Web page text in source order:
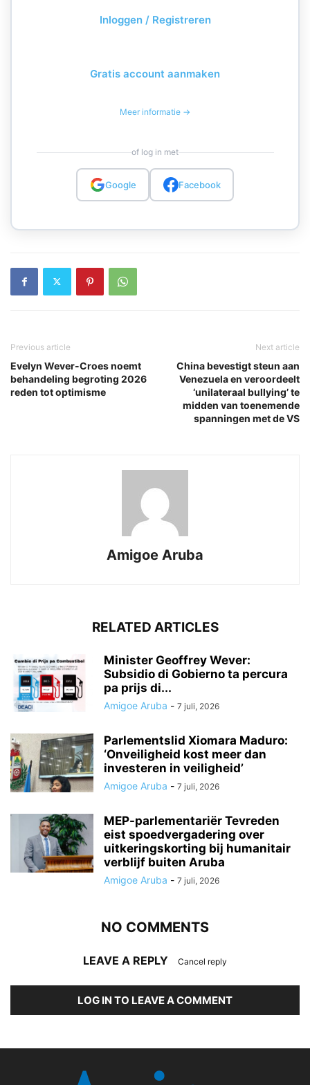
Inloggen / Registreren
Gratis account aanmaken
Meer informatie →
of log in met
Google Facebook
Previous article
Evelyn Wever-Croes noemt
behandeling begroting 2026
reden tot optimisme
Next article
China bevestigt steun aan
Venezuela en veroordeelt
‘unilateraal bullying’ te
midden van toenemende
spanningen met de VS
Amigoe Aruba
RELATED ARTICLES
Minister Geoffrey Wever:
Subsidio di Gobierno ta percura
pa prijs di...
Amigoe Aruba - 7 juli, 2026
Parlementslid Xiomara Maduro:
‘Onveiligheid kost meer dan
investeren in veiligheid’
Amigoe Aruba - 7 juli, 2026
MEP-parlementariër Tevreden
eist spoedvergadering over
uitkeringskorting bij humanitair
verblijf buiten Aruba
Amigoe Aruba - 7 juli, 2026
NO COMMENTS
LEAVE A REPLY Cancel reply
LOG IN TO LEAVE A COMMENT